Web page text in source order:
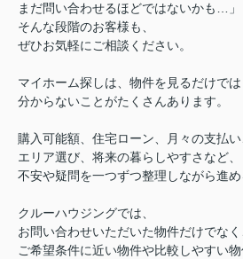
まだ問い合わせるほどではないかも…」
そんな段階のお客様も、
ぜひお気軽にご相談ください。
マイホーム探しは、物件を見るだけでは
分からないことがたくさんあります。
購入可能額、住宅ローン、月々の支払い
エリア選び、将来の暮らしやすさなど、
不安や疑問を一つずつ整理しながら進め
クルーハウジングでは、
お問い合わせいただいた物件だけでなく
ご希望条件に近い物件や比較しやすい物